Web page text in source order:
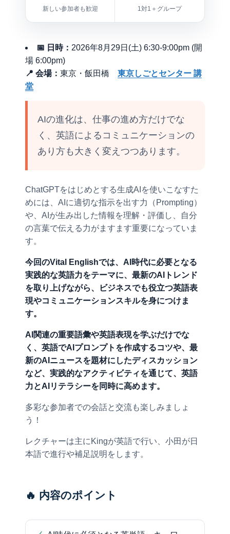
新しい参加者も歓迎 1対1＋グループ
📅 日時： 2026年8月29日(土) 6:30-9:00pm (開
場 6:00pm)
📍 会場： 東京・飯田橋 東京しごとセンター 講
堂
AIの進化は、仕事の進め方だけでな
く、英語によるコミュニケーションの
あり方も大きく変えつつあります。
ChatGPTをはじめとする生成AIを使いこなすた
めには、AIに適切な指示を出す力（Prompting）
や、AIが生み出した情報を理解・評価し、自分
の言葉で伝える力がますます重要になっていま
す。
今回のVital Englishでは、AI時代に必要となる
実践的な英語力をテーマに、最新のAIトレンド
を取り上げながら、ビジネスでも役立つ英語表
現やコミュニケーションスキルを身につけま
す。
AI関連の重要語彙や英語表現を学ぶだけでな
く、英語でAIプロンプトを作成するコツや、最
新のAIニュースを題材にしたディスカッション
など、実践的なアクティビティを通じて、英語
力とAIリテラシーを同時に高めます。
多彩な参加者での会話と交流も楽しみましょ
う！
レクチャーは主にKingが英語で行い、小田が日
本語で進行や補足説明をします。
🔥 内容のポイント